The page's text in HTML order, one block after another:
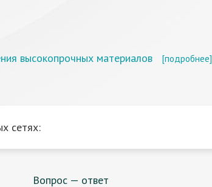
высокопрочных материалов [подробнее]
сетях:
Вопрос — ответ